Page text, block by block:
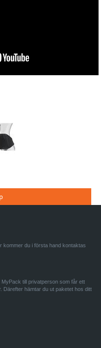
kommer du i första hand kontaktas
till privatperson som får ett
Därefter hämtar du ut paketet hos ditt